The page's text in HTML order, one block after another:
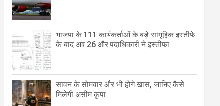
भाजपा के 111 कार्यकर्ताओं के बड़े सामूहिक इस्तीफे
के बाद अब 26 और पदाधिकारी ने इस्तीफा
सावन के सोमवार और भी होंगे खास, जानिए कैसे
मिलेगी असीम कृपा